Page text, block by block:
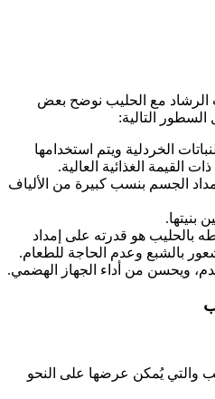
مع الحليب نوضح بعض
التالية:
الخردلية ويتم استخدامها
القيمة الغذائية العالية.
الجسم بنسب كبيرة من الألياف
بنيتها.
بالحليب هو قدرته على إمداد
بالشبع وعدم الحاجة للطعام.
ويحسن من أداء الجهاز الهضمي.
والتي يُمكن عرضها على النحو